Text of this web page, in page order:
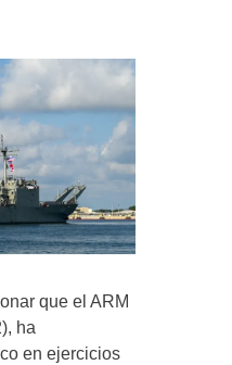
que el ARM
ha
en ejercicios